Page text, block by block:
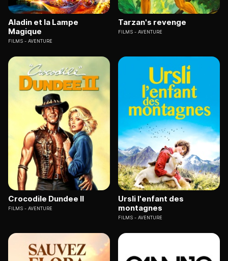
Aladin et la Lampe
Magique
FILMS AVENTURE
Tarzan's revenge
FILMS AVENTURE
Crocodile Dundee II
FILMS AVENTURE
Ursli l'enfant des
montagnes
FILMS AVENTURE